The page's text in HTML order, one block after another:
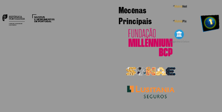
Mecenas
Principais